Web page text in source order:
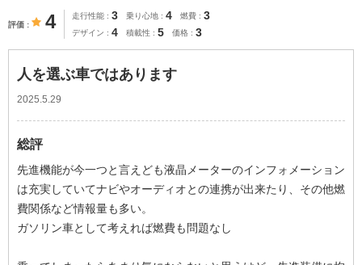
評価 4 走行性能 3 乗り心地 4 燃費 3
デザイン 4 積載性 5 価格 3
人を選ぶ車ではあります
2025.5.29
総評
先進機能が今一つと言えども液晶メーターのインフォメーション
は充実していてナビやオーディオとの連携が出来たり、その他燃
費関係など情報量も多い。
ガソリン車として考えれば燃費も問題なし